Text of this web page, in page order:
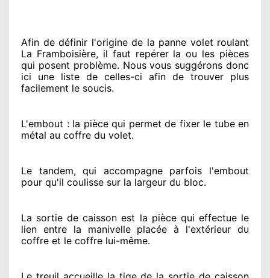
Afin de définir l'originede la panne volet roulant
La Framboisière, il faut repérerla ou les pièces
qui posent problème. Nous vous suggérons donc
ici une liste de celles-ci afin de trouver plus
facilement le soucis.
L'embout : la pièce qui permet de fixer le tube en
métal au coffre du volet.
Le tandem, qui accompagne parfois l'embout
pour qu'il coulisse sur la largeur du bloc.
La sortie de caisson est la pièce qui effectuele
lien entre la manivelle placée à l'extérieur du
coffre et le coffre lui-même.